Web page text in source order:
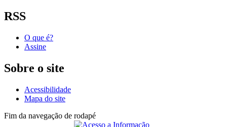
RSS
O que é?
Assine
Sobre o site
Acessibilidade
Mapa do site
Fim da navegação de rodapé